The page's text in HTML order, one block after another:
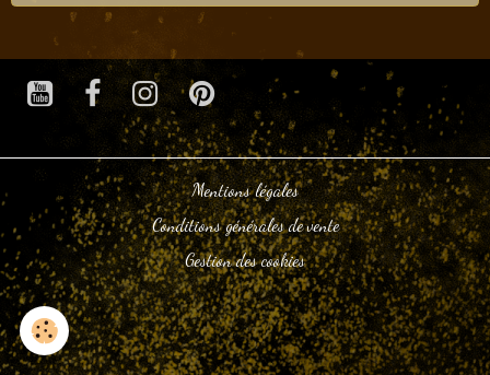
Mentions légales
Conditions générales de vente
Gestion des cookies